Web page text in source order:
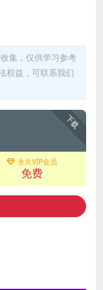
集，仅供学习参考
权益，可联系我们
下载
永久VIP会员
免费